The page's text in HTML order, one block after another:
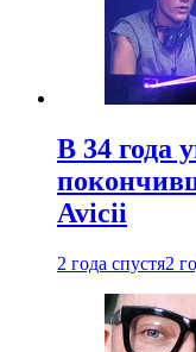
В 34 года
Avicii
2 года спустя2